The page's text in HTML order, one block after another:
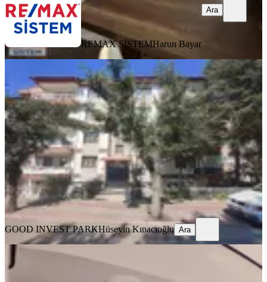
REMAX SİSTEMHarun Bayar
Ara
Örnekevlerde Arakat | Kocatepe
Okula 150 Mt | Ankastreli | 3+1
Merkez, Örnekevler Mahallesi
3+1·125 m²·2. Kat ·07.08.2026
26.500 ₺
GOOD INVEST PARK Hüseyin Kınacıoğlu
Ara
GOOD INVEST PARKHüseyin Kınacıoğlu Ara
YENİ
Duru Group'dan Erenler Ana Cadde
Üzeri Kiralık 2+0 Daire!!